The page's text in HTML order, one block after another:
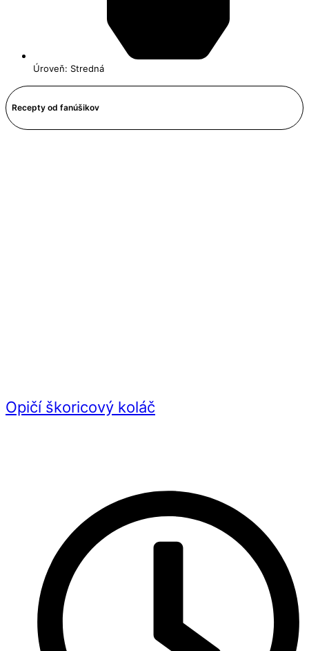
Úroveň: Stredná
Recepty od fanúšikov
Opičí škoricový koláč